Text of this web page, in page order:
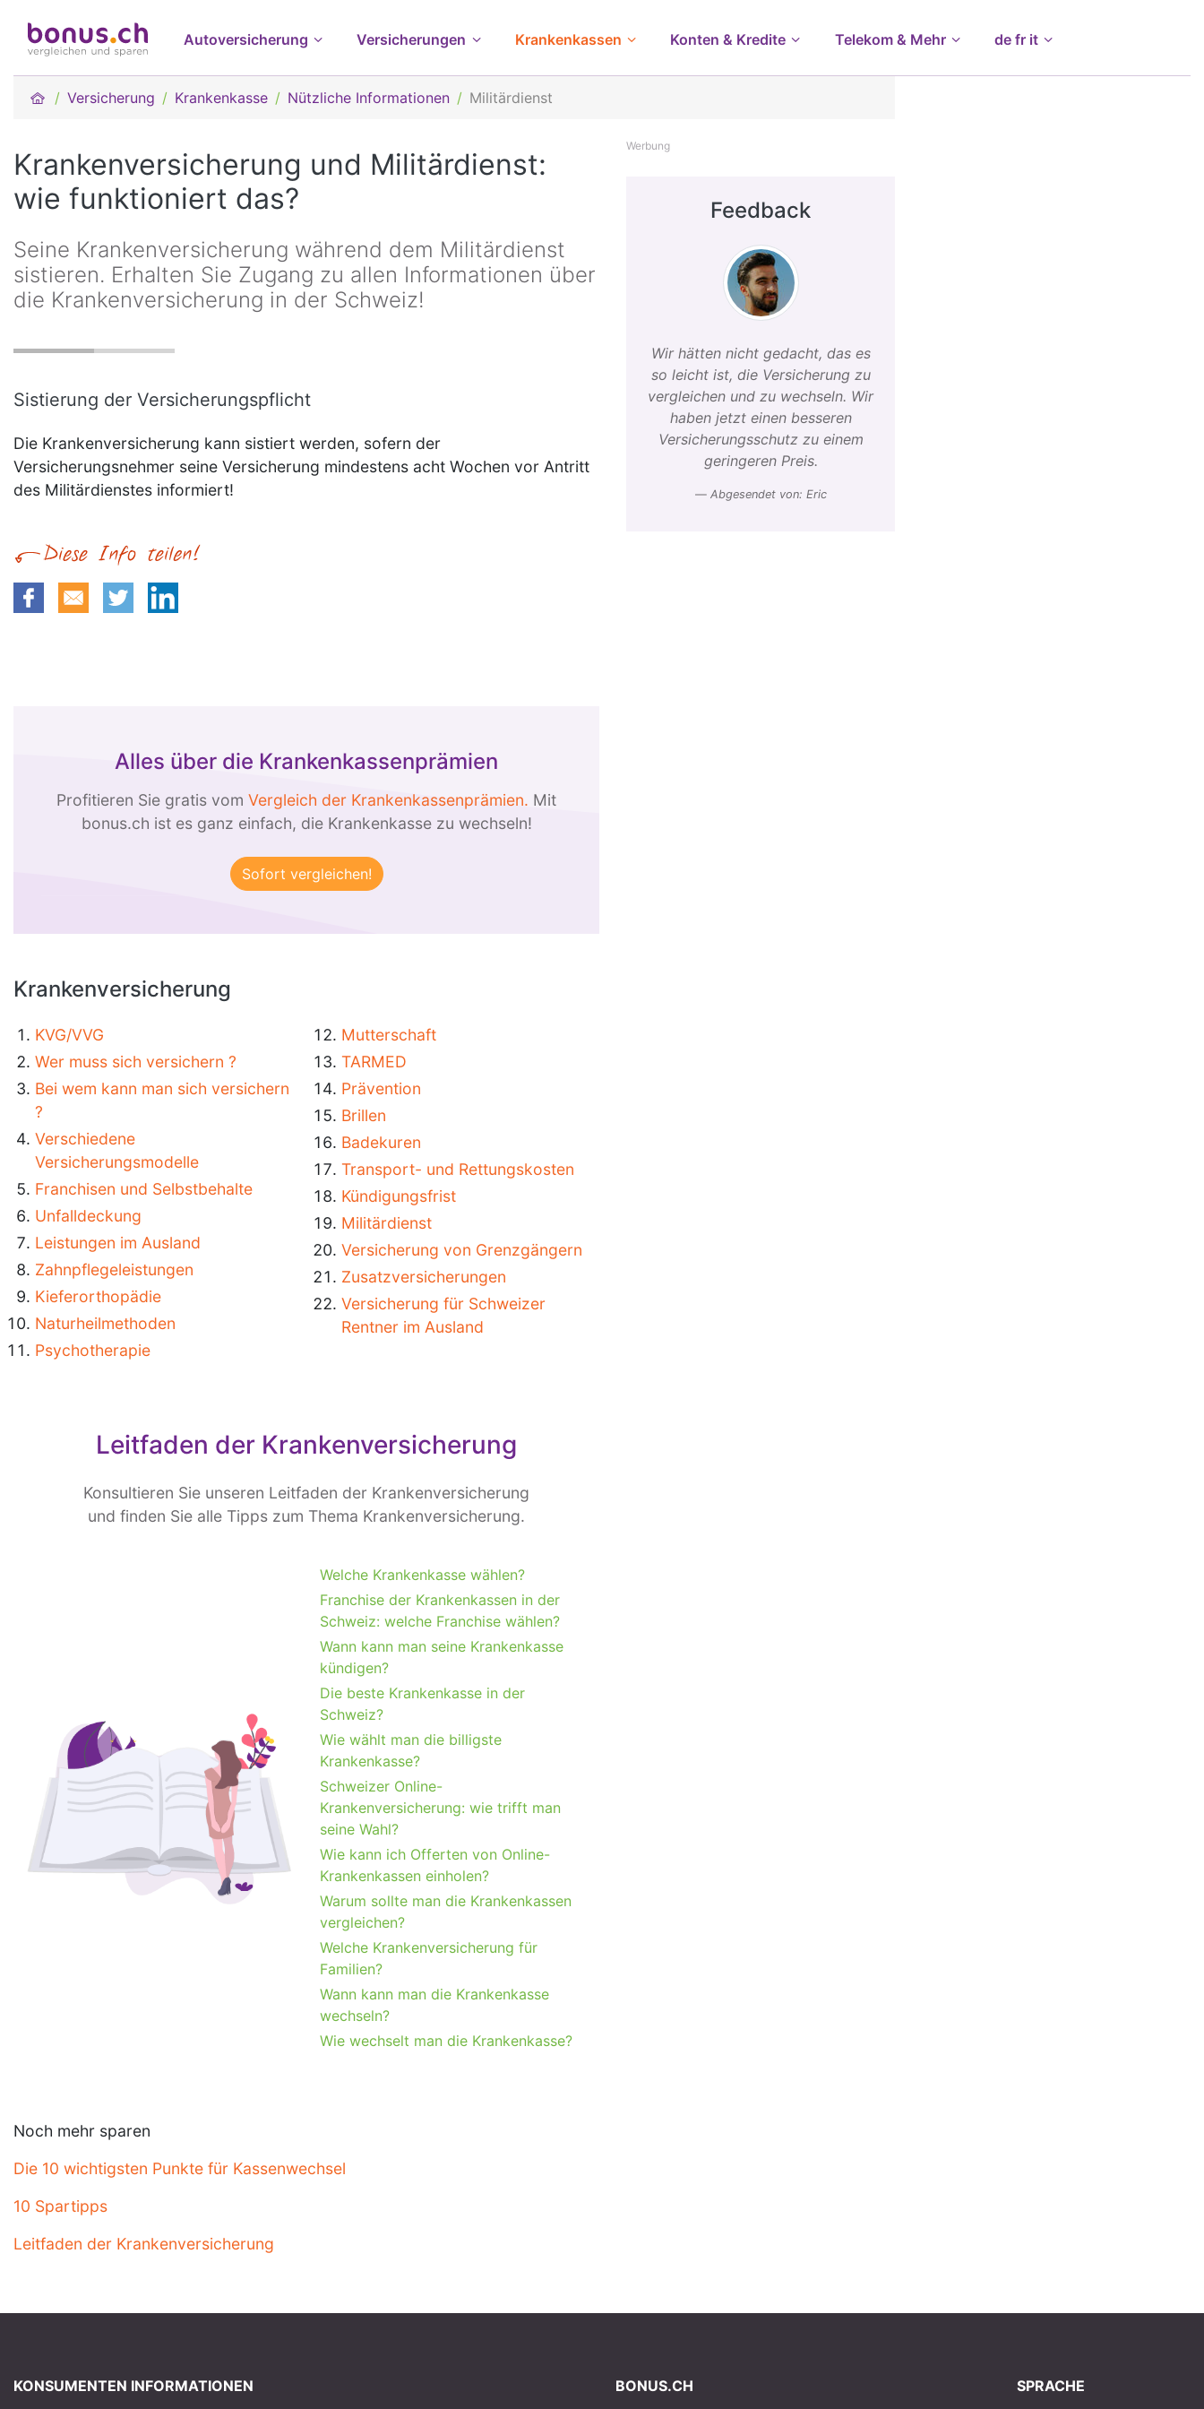
Autoversicherung Versicherungen Krankenkassen Konten & Kredite Telekom & Mehr de fr it
Versicherung Krankenkasse Nützliche Informationen Militärdienst
Krankenversicherung und Militärdienst:
wie funktioniert das?
Seine Krankenversicherung während dem Militärdienst
sistieren. Erhalten Sie Zugang zu allen Informationen über
die Krankenversicherung in der Schweiz!
Sistierung der Versicherungspflicht
Die Krankenversicherung kann sistiert werden, sofern der
Versicherungsnehmer seine Versicherung mindestens acht Wochen vor Antritt
des Militärdienstes informiert!
Alles über die Krankenkassenprämien
Profitieren Sie gratis vom Vergleich der Krankenkassenprämien. Mit
bonus.ch ist es ganz einfach, die Krankenkasse zu wechseln!
Krankenversicherung
KVG/VVG
Wer muss sich versichern ?
Bei wem kann man sich versichern
?
Verschiedene
Versicherungsmodelle
Franchisen und Selbstbehalte
Unfalldeckung
Leistungen im Ausland
Zahnpflegeleistungen
Kieferorthopädie
Naturheilmethoden
Psychotherapie
Mutterschaft
TARMED
Prävention
Brillen
Badekuren
Transport- und Rettungskosten
Kündigungsfrist
Militärdienst
Versicherung von Grenzgängern
Zusatzversicherungen
Versicherung für Schweizer
Rentner im Ausland
Leitfaden der Krankenversicherung
Konsultieren Sie unseren Leitfaden der Krankenversicherung
und finden Sie alle Tipps zum Thema Krankenversicherung.
Welche Krankenkasse wählen?
Franchise der Krankenkassen in der
Schweiz: welche Franchise wählen?
Wann kann man seine Krankenkasse
kündigen?
Die beste Krankenkasse in der
Schweiz?
Wie wählt man die billigste
Krankenkasse?
Schweizer Online-
Krankenversicherung: wie trifft man
seine Wahl?
Wie kann ich Offerten von Online-
Krankenkassen einholen?
Warum sollte man die Krankenkassen
vergleichen?
Welche Krankenversicherung für
Familien?
Wann kann man die Krankenkasse
wechseln?
Wie wechselt man die Krankenkasse?
Noch mehr sparen
Die 10 wichtigsten Punkte für Kassenwechsel
10 Spartipps
Leitfaden der Krankenversicherung
Werbung
Feedback
Wir hätten nicht gedacht, das es
so leicht ist, die Versicherung zu
vergleichen und zu wechseln. Wir
haben jetzt einen besseren
Versicherungsschutz zu einem
geringeren Preis.
Abgesendet von: Eric
KONSUMENTEN INFORMATIONEN BONUS.CH SPRACHE